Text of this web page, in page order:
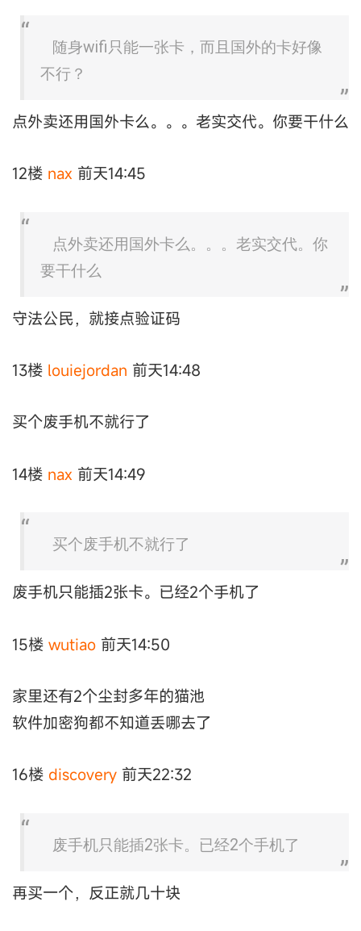
随身wifi只能一张卡，而且国外的卡好像
不行？
点外卖还用国外卡么。。。老实交代。你要干什么
12楼 nax 前天14:45
点外卖还用国外卡么。。。老实交代。你
要干什么
守法公民，就接点验证码
13楼 louiejordan 前天14:48
买个废手机不就行了
14楼 nax 前天14:49
买个废手机不就行了
废手机只能插2张卡。已经2个手机了
15楼 wutiao 前天14:50
家里还有2个尘封多年的猫池
软件加密狗都不知道丢哪去了
16楼 discovery 前天22:32
废手机只能插2张卡。已经2个手机了
再买一个，反正就几十块